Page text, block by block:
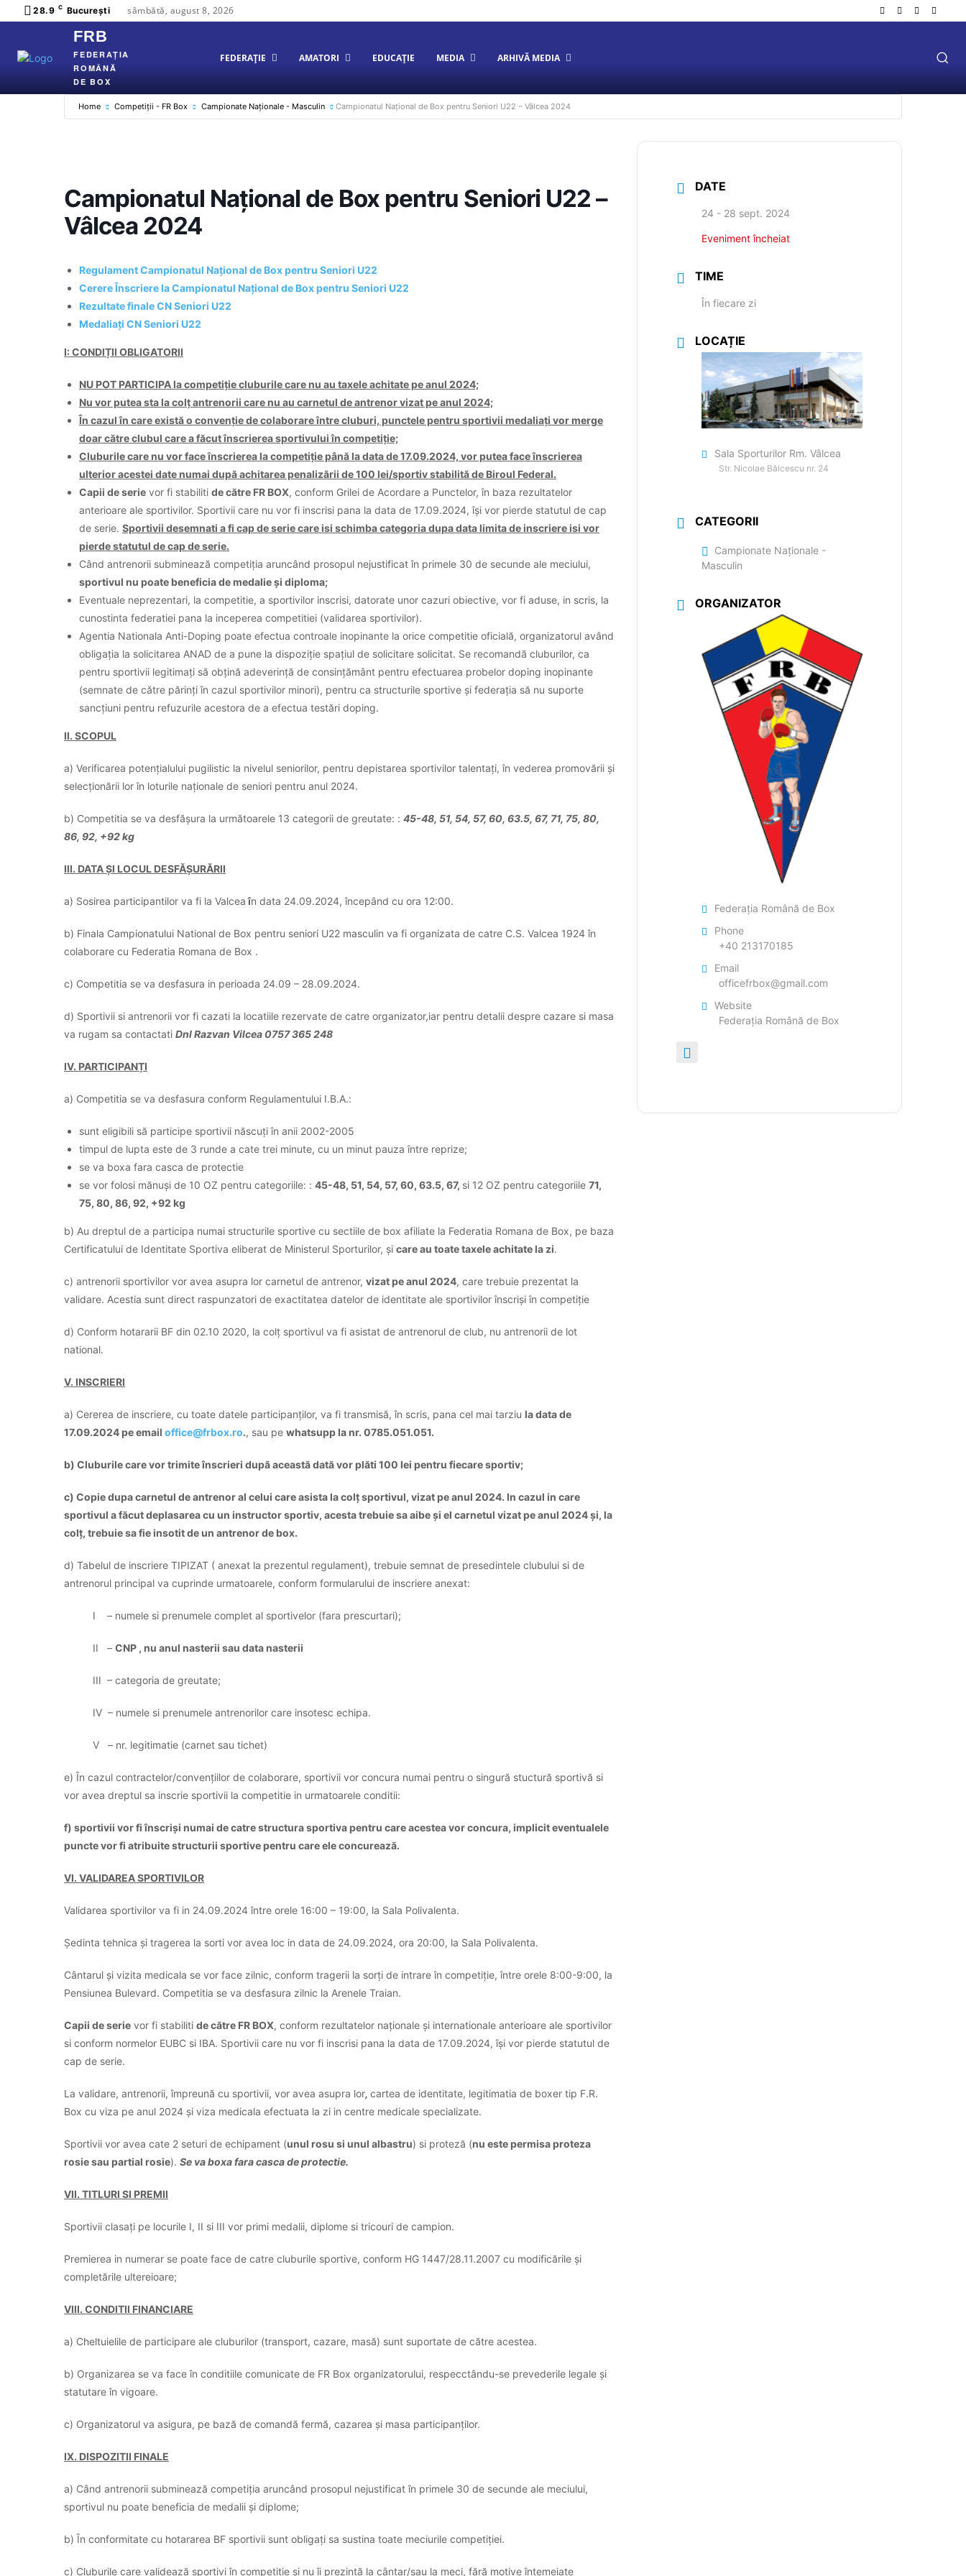
28.9 C București sâmbătă, august 8, 2026
FRB
FEDERAȚIA
ROMÂNĂ
DE BOX
FEDERAȚIE AMATORI EDUCAȚIE MEDIA ARHIVĂ MEDIA
Home Competiții - FR Box Campionate Naționale - Masculin Campionatul Național de Box pentru Seniori U22 – Vâlcea 2024
Campionatul Național de Box pentru Seniori U22 –
Vâlcea 2024
Regulament Campionatul Național de Box pentru Seniori U22
Cerere Înscriere la Campionatul Național de Box pentru Seniori U22
Rezultate finale CN Seniori U22
Medaliați CN Seniori U22
I: CONDIȚII OBLIGATORII
NU POT PARTICIPA la competiție cluburile care nu au taxele achitate pe anul 2024;
Nu vor putea sta la colț antrenorii care nu au carnetul de antrenor vizat pe anul 2024;
În cazul în care există o convenție de colaborare între cluburi, punctele pentru sportivii medaliați vor merge
doar către clubul care a făcut înscrierea sportivului în competiție;
Cluburile care nu vor face înscrierea la competiție până la data de 17.09.2024, vor putea face înscrierea
ulterior acestei date numai după achitarea penalizării de 100 lei/sportiv stabilită de Biroul Federal.
Capii de serie vor fi stabiliti de către FR BOX, conform Grilei de Acordare a Punctelor, în baza rezultatelor
anterioare ale sportivilor. Sportivii care nu vor fi inscrisi pana la data de 17.09.2024, își vor pierde statutul de cap
de serie. Sportivii desemnati a fi cap de serie care isi schimba categoria dupa data limita de inscriere isi vor
pierde statutul de cap de serie.
Când antrenorii subminează competiția aruncând prosopul nejustificat în primele 30 de secunde ale meciului,
sportivul nu poate beneficia de medalie și diploma;
Eventuale neprezentari, la competitie, a sportivilor inscrisi, datorate unor cazuri obiective, vor fi aduse, in scris, la
cunostinta federatiei pana la inceperea competitiei (validarea sportivilor).
Agentia Nationala Anti-Doping poate efectua controale inopinante la orice competitie oficială, organizatorul având
obligația la solicitarea ANAD de a pune la dispoziție spațiul de solicitare solicitat. Se recomandă cluburilor, ca
pentru sportivii legitimați să obțină adeverință de consințământ pentru efectuarea probelor doping inopinante
(semnate de către părinți în cazul sportivilor minori), pentru ca structurile sportive și federația să nu suporte
sancțiuni pentru refuzurile acestora de a efectua testări doping.
II. SCOPUL
a) Verificarea potențialului pugilistic la nivelul seniorilor, pentru depistarea sportivilor talentați, în vederea promovării și
selecționării lor în loturile naționale de seniori pentru anul 2024.
b) Competitia se va desfășura la următoarele 13 categorii de greutate: : 45-48, 51, 54, 57, 60, 63.5, 67, 71, 75, 80,
86, 92, +92 kg
III. DATA ȘI LOCUL DESFĂȘURĂRII
a) Sosirea participantilor va fi la Valceaîn data 24.09.2024, începând cu ora 12:00.
b) Finala Campionatului National de Box pentru seniori U22 masculin va fi organizata de catre C.S. Valcea 1924 în
colaborare cu Federatia Romana de Box .
c) Competitia se va desfasura in perioada 24.09 – 28.09.2024.
d) Sportivii si antrenorii vor fi cazati la locatiile rezervate de catre organizator,iar pentru detalii despre cazare si masa
va rugam sa contactati Dnl Razvan Vilcea 0757 365 248
IV. PARTICIPANȚI
a) Competitia se va desfasura conform Regulamentului I.B.A.:
sunt eligibili să participe sportivii născuți în anii 2002-2005
timpul de lupta este de 3 runde a cate trei minute, cu un minut pauza între reprize;
se va boxa fara casca de protectie
se vor folosi mănuși de 10 OZ pentru categoriile: : 45-48, 51, 54, 57, 60, 63.5, 67, si 12 OZ pentru categoriile 71,
75, 80, 86, 92, +92 kg
b) Au dreptul de a participa numai structurile sportive cu sectiile de box afiliate la Federatia Romana de Box, pe baza
Certificatului de Identitate Sportiva eliberat de Ministerul Sporturilor, și care au toate taxele achitate la zi.
c) antrenorii sportivilor vor avea asupra lor carnetul de antrenor, vizat pe anul 2024, care trebuie prezentat la
validare. Acestia sunt direct raspunzatori de exactitatea datelor de identitate ale sportivilor înscriși în competiție
d) Conform hotararii BF din 02.10 2020, la colț sportivul va fi asistat de antrenorul de club, nu antrenorii de lot
national.
V. INSCRIERI
a) Cererea de inscriere, cu toate datele participanților, va fi transmisă, în scris, pana cel mai tarziu la data de
17.09.2024 pe email office@frbox.ro., sau pe whatsupp la nr. 0785.051.051.
b) Cluburile care vor trimite înscrieri după această dată vor plăti 100 lei pentru fiecare sportiv;
c) Copie dupa carnetul de antrenor al celui care asista la colț sportivul, vizat pe anul 2024. In cazul in care
sportivul a făcut deplasarea cu un instructor sportiv, acesta trebuie sa aibe și el carnetul vizat pe anul 2024 și, la
colț, trebuie sa fie insotit de un antrenor de box.
d) Tabelul de inscriere TIPIZAT ( anexat la prezentul regulament), trebuie semnat de presedintele clubului si de
antrenorul principal va cuprinde urmatoarele, conform formularului de inscriere anexat:
I – numele si prenumele complet al sportivelor (fara prescurtari);
II – CNP , nu anul nasterii sau data nasterii
III – categoria de greutate;
IV – numele si prenumele antrenorilor care insotesc echipa.
V – nr. legitimatie (carnet sau tichet)
e) În cazul contractelor/convențiilor de colaborare, sportivii vor concura numai pentru o singură stuctură sportivă si
vor avea dreptul sa inscrie sportivii la competitie in urmatoarele conditii:
f) sportivii vor fi înscriși numai de catre structura sportiva pentru care acestea vor concura, implicit eventualele
puncte vor fi atribuite structurii sportive pentru care ele concurează.
VI. VALIDAREA SPORTIVILOR
Validarea sportivilor va fi in 24.09.2024 între orele 16:00 – 19:00, la Sala Polivalenta.
Ședinta tehnica și tragerea la sorti vor avea loc in data de 24.09.2024, ora 20:00, la Sala Polivalenta.
Cântarul și vizita medicala se vor face zilnic, conform tragerii la sorți de intrare în competiție, între orele 8:00-9:00, la
Pensiunea Bulevard. Competitia se va desfasura zilnic la Arenele Traian.
Capii de serie vor fi stabiliti de către FR BOX, conform rezultatelor naționale și internationale anterioare ale sportivilor
si conform normelor EUBC si IBA. Sportivii care nu vor fi inscrisi pana la data de 17.09.2024, își vor pierde statutul de
cap de serie.
La validare, antrenorii, împreună cu sportivii, vor avea asupra lor, cartea de identitate, legitimatia de boxer tip F.R.
Box cu viza pe anul 2024 și viza medicala efectuata la zi in centre medicale specializate.
Sportivii vor avea cate 2 seturi de echipament (unul rosu si unul albastru) si proteză (nu este permisa proteza
rosie sau partial rosie). Se va boxa fara casca de protectie.
VII. TITLURI SI PREMII
Sportivii clasați pe locurile I, II si III vor primi medalii, diplome si tricouri de campion.
Premierea in numerar se poate face de catre cluburile sportive, conform HG 1447/28.11.2007 cu modificările și
completările ultereioare;
VIII. CONDITII FINANCIARE
a) Cheltuielile de participare ale cluburilor (transport, cazare, masă) sunt suportate de către acestea.
b) Organizarea se va face în conditiile comunicate de FR Box organizatorului, respecctându-se prevederile legale și
statutare în vigoare.
c) Organizatorul va asigura, pe bază de comandă fermă, cazarea și masa participanților.
IX. DISPOZITII FINALE
a) Când antrenorii subminează competiția aruncând prosopul nejustificat în primele 30 de secunde ale meciului,
sportivul nu poate beneficia de medalii și diplome;
b) În conformitate cu hotararea BF sportivii sunt obligați sa sustina toate meciurile competiției.
c) Cluburile care validează sportivi în competiție și nu îi prezintă la cântar/sau la meci, fără motive întemeiate
DATE
24 - 28 sept. 2024
Eveniment încheiat
TIME
În fiecare zi
LOCAȚIE
Sala Sporturilor Rm. Vâlcea
Str. Nicolae Bălcescu nr. 24
CATEGORII
Campionate Naționale -
Masculin
ORGANIZATOR
Federația Română de Box
Phone
+40 213170185
Email
officefrbox@gmail.com
Website
Federația Română de Box